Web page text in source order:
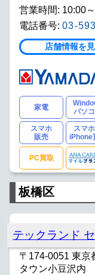
営業時間: 10:00
電話番号: 03-
店舗情報を
家電
パソ
スマホ
販売
スマホ
iPhone
PC買取
板橋区
テックランド
〒174-0051 東京
タウン小豆沢内